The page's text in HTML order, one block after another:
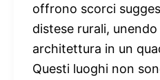
offrono scorci
distese rurali,
architettura in un
Questi luoghi non